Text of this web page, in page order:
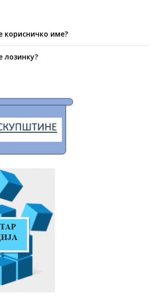
корисничко име?
лозинку?